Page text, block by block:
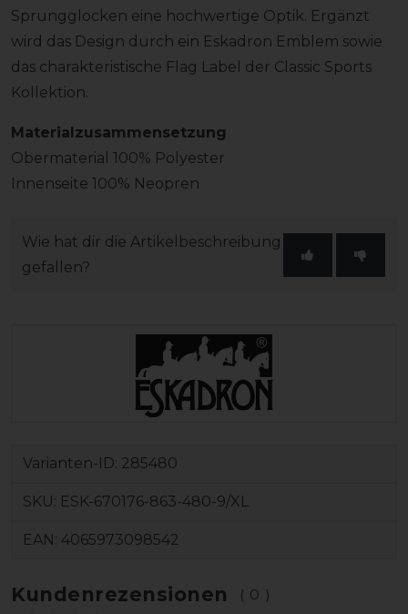
Sprungglocken eine hochwertige Optik. Ergänzt
wird das Design durch ein Eskadron Emblem sowie
das charakteristische Flag Label der Classic Sports
Kollektion.
Materialzusammensetzung
Obermaterial 100% Polyester
Innenseite 100% Neopren
Wie hat dir die Artikelbeschreibung
gefallen?
Varianten-ID: 285480
SKU: ESK-670176-863-480-9/XL
EAN: 4065973098542
Kundenrezensionen (0)